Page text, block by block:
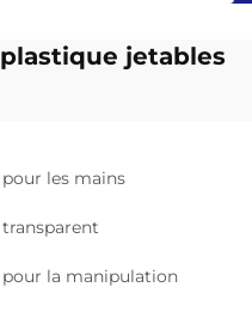
jetables
les mains
la manipulation